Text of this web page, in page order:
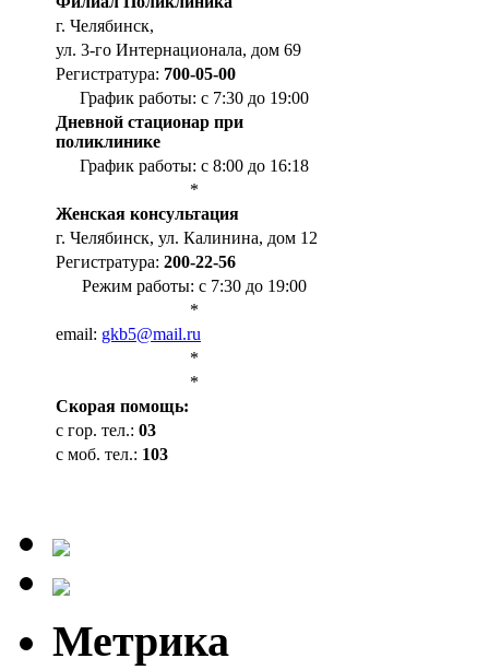
г. Челябинск,
ул. 3-го Интернационала, дом 69
Регистратура: 700-05-00
График работы: с 7:30 до 19:00
Дневной стационар при
поликлинике
График работы: с 8:00 до 16:18
*
Женская консультация
г. Челябинск, ул. Калинина, дом 12
Регистратура: 200-22-56
Режим работы: с 7:30 до 19:00
*
email: gkb5@mail.ru
*
*
Cкорая помощь:
с гор. тел.: 03
с моб. тел.: 103
Метрика